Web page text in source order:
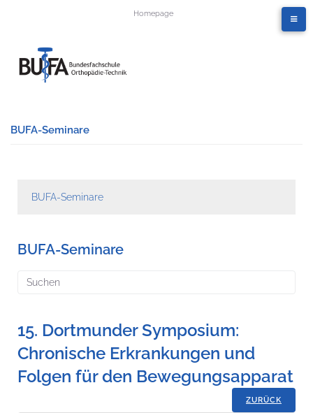
Homepage
BUFA-Seminare
BUFA-Seminare
BUFA-Seminare
15. Dortmunder Symposium:
Chronische Erkrankungen und
Folgen für den Bewegungsapparat
ZURÜCK